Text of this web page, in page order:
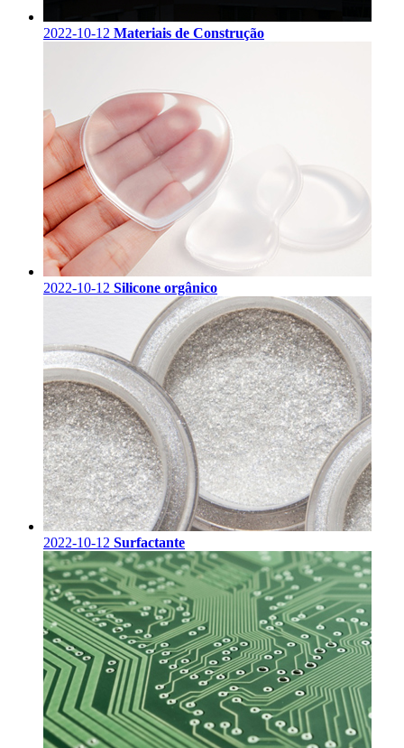
2022-10-12 Materiais de Construção
2022-10-12 Silicone orgânico
2022-10-12 Surfactante